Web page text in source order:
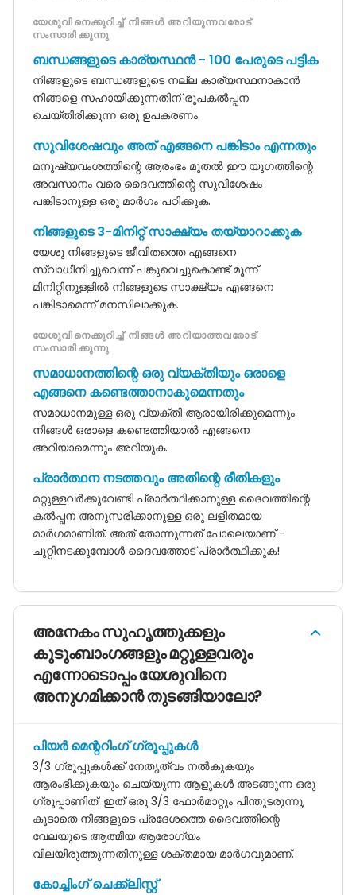
യേശുവിനെക്കുറിച്ച് നിങ്ങൾ അറിയുന്നവരോട്
സംസാരിക്കുന്നു
ബന്ധങ്ങളുടെ കാര്യസ്ഥൻ - 100 പേരുടെ പട്ടിക
നിങ്ങളുടെ ബന്ധങ്ങളുടെ നല്ല കാര്യസ്ഥനാകാൻ
നിങ്ങളെ സഹായിക്കുന്നതിന് രൂപകൽപ്പന
ചെയ്‌തിരിക്കുന്ന ഒരു ഉപകരണം.
സുവിശേഷവും അത് എങ്ങനെ പങ്കിടാം എന്നതും
മനുഷ്യവംശത്തിന്റെ ആരംഭം മുതൽ ഈ യുഗത്തിന്റെ
അവസാനം വരെ ദൈവത്തിന്റെ സുവിശേഷം
പങ്കിടാനുള്ള ഒരു മാർഗം പഠിക്കുക.
നിങ്ങളുടെ 3-മിനിറ്റ് സാക്ഷ്യം തയ്യാറാക്കുക
യേശു നിങ്ങളുടെ ജീവിതത്തെ എങ്ങനെ
സ്വാധീനിച്ചുവെന്ന് പങ്കുവെച്ചുകൊണ്ട് മൂന്ന്
മിനിറ്റിനുള്ളിൽ നിങ്ങളുടെ സാക്ഷ്യം എങ്ങനെ
പങ്കിടാമെന്ന് മനസിലാക്കുക.
യേശുവിനെക്കുറിച്ച് നിങ്ങൾ അറിയാത്തവരോട്
സംസാരിക്കുന്നു
സമാധാനത്തിന്റെ ഒരു വ്യക്തിയും ഒരാളെ
എങ്ങനെ കണ്ടെത്താനാകുമെന്നതും
സമാധാനമുള്ള ഒരു വ്യക്തി ആരായിരിക്കുമെന്നും
നിങ്ങൾ ഒരാളെ കണ്ടെത്തിയാൽ എങ്ങനെ
അറിയാമെന്നും അറിയുക.
പ്രാർത്ഥന നടത്തവും അതിന്റെ രീതികളും
മറ്റുള്ളവർക്കുവേണ്ടി പ്രാർത്ഥിക്കാനുള്ള ദൈവത്തിന്റെ
കൽപ്പന അനുസരിക്കാനുള്ള ഒരു ലളിതമായ
മാർഗമാണിത്. അത് തോന്നുന്നത് പോലെയാണ് -
ചുറ്റിനടക്കുമ്പോൾ ദൈവത്തോട് പ്രാർത്ഥിക്കുക!
അനേകം സുഹൃത്തുക്കളും
കുടുംബാംഗങ്ങളും മറ്റുള്ളവരും
എന്നോടൊപ്പം യേശുവിനെ
അനുഗമിക്കാൻ തുടങ്ങിയാലോ?
പിയർ മെന്ററിംഗ് ഗ്രൂപ്പുകൾ
3/3 ഗ്രൂപ്പുകൾക്ക് നേതൃത്വം നൽകുകയും
ആരംഭിക്കുകയും ചെയ്യുന്ന ആളുകൾ അടങ്ങുന്ന ഒരു
ഗ്രൂപ്പാണിത്. ഇത് ഒരു 3/3 ഫോർമാറ്റും പിന്തുടരുന്നു,
കൂടാതെ നിങ്ങളുടെ പ്രദേശത്തെ ദൈവത്തിന്റെ
വേലയുടെ ആത്മീയ ആരോഗ്യം
വിലയിരുത്തുന്നതിനുള്ള ശക്തമായ മാർഗവുമാണ്.
കോച്ചിംഗ് ചെക്ക്‌ലിസ്റ്റ്